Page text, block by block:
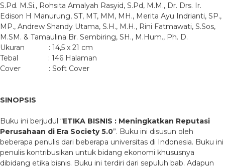
S.Pd. M.Si., Rohsita Amalyah Rasyid, S.Pd, M.M., Dr. Drs. Ir.
Edison H Manurung, ST, MT, MM, MH., Merita Ayu Indrianti, SP.,
MP., Andrew Shandy Utama, S.H., M.H., Rini Fatmawati, S.Sos,
M.SM. & Tamaulina Br. Sembiring, SH., M.Hum., Ph. D.
Ukuran : 14,5 x 21 cm
Tebal : 146 Halaman
Cover : Soft Cover
SINOPSIS
Buku ini berjudul “ETIKA BISNIS : Meningkatkan Reputasi
Perusahaan di Era Society 5.0”. Buku ini disusun oleh
beberapa penulis dari beberapa universitas di Indonesia. Buku ini
penulis kontribusikan untuk bidang ekonomi khususnya
dibidang etika bisnis. Buku ini terdiri dari sepuluh bab. Adapun